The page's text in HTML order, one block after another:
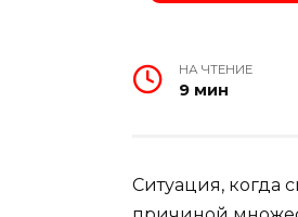
НА ЧТЕНИЕ
9 мин
Ситуация, когда